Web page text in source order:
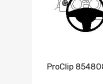
ProClip